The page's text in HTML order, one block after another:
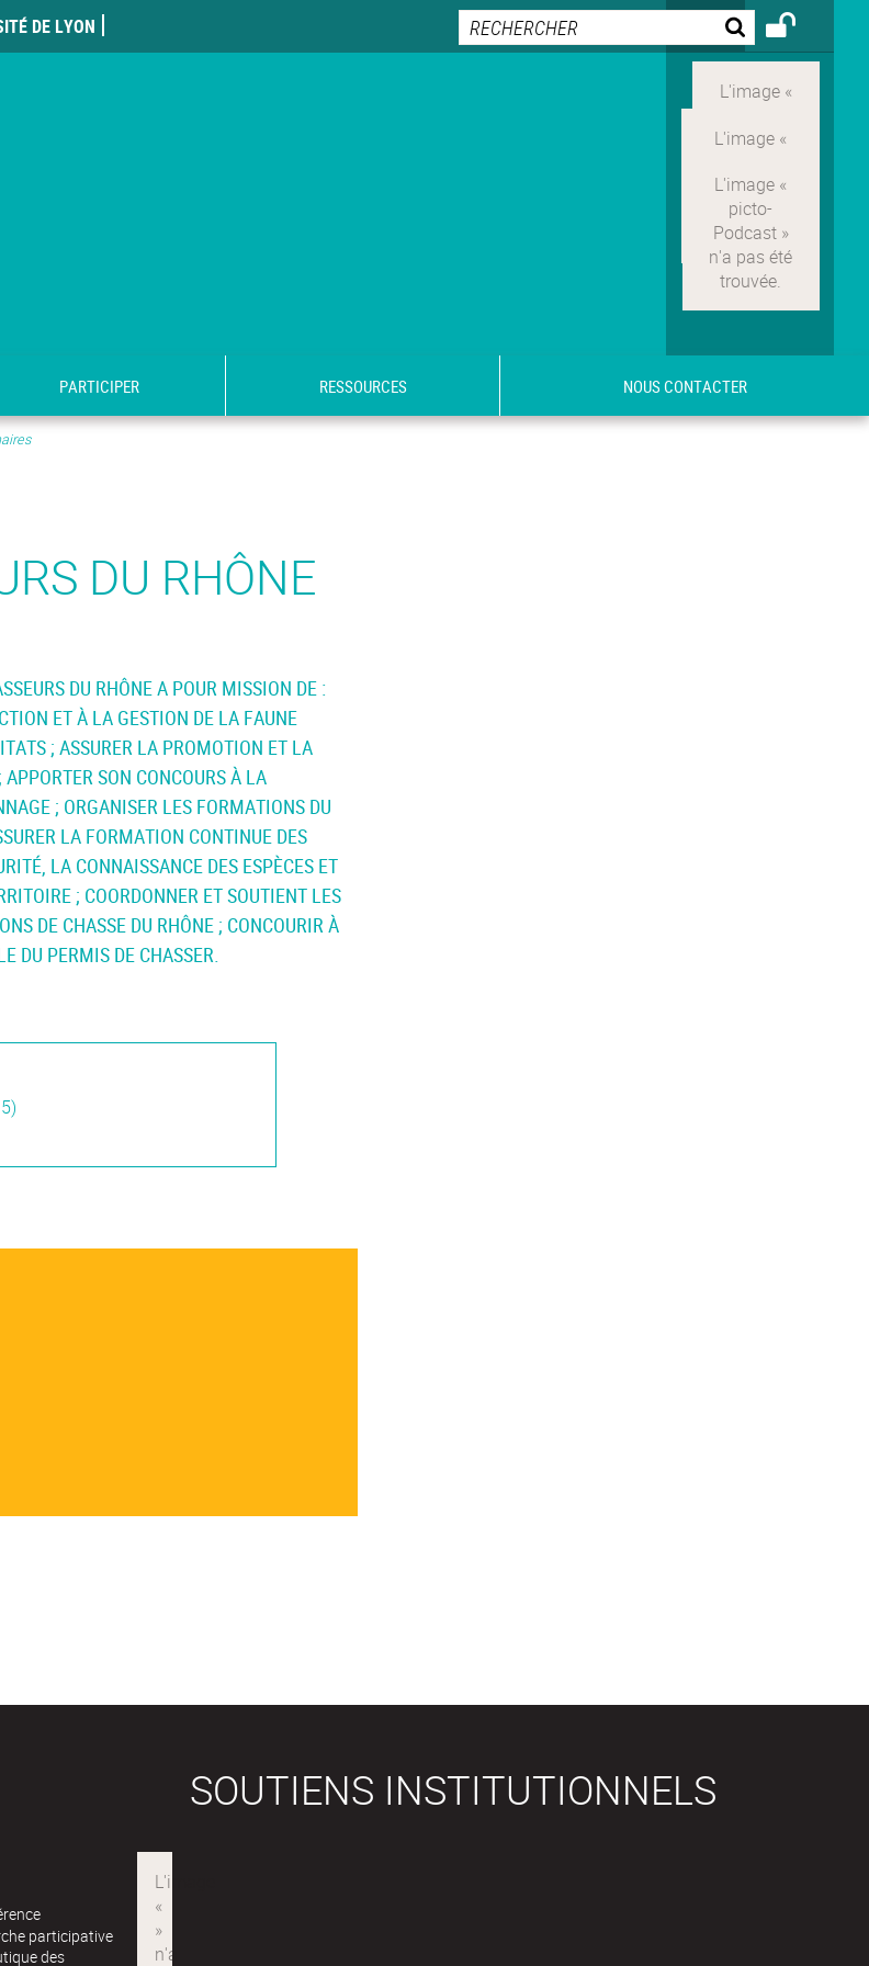
DE LYON
PARTICIPER RESSOURCES NOUS CONTACTER
DU RHÔNE
DU RHÔNE A POUR MISSION DE :
ET À LA GESTION DE LA FAUNE
; ASSURER LA PROMOTION ET LA
SON CONCOURS À LA
; ORGANISER LES FORMATIONS DU
LA FORMATION CONTINUE DES
LA CONNAISSANCE DES ESPÈCES ET
; COORDONNER ET SOUTIENT LES
DE CHASSE DU RHÔNE ; CONCOURIR À
DU PERMIS DE CHASSER.
participative
des
SOUTIENS INSTITUTIONNELS